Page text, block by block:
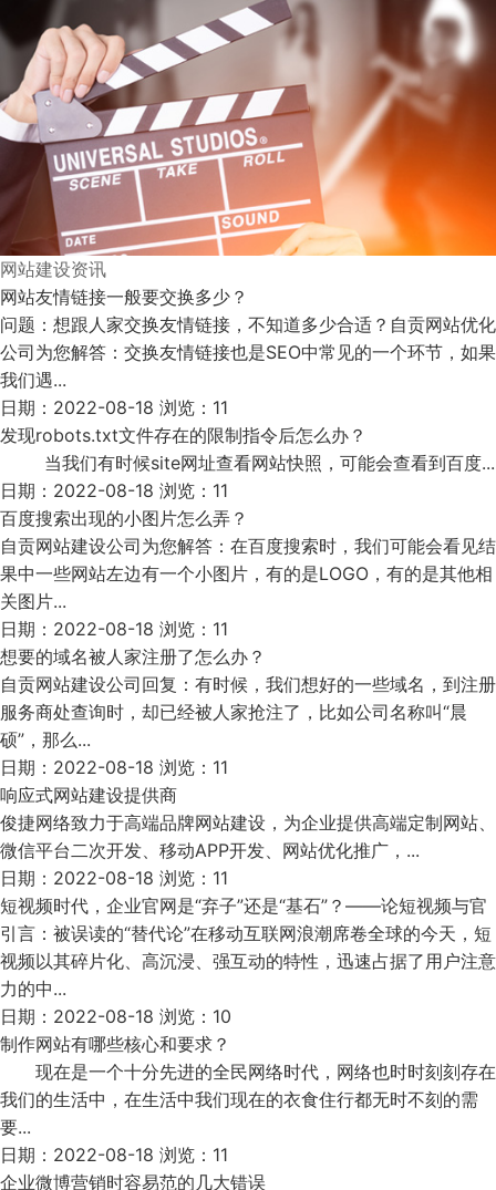
网站建设资讯
网站友情链接一般要交换多少？
问题：想跟人家交换友情链接，不知道多少合适？自贡网站优化
公司为您解答：交换友情链接也是SEO中常见的一个环节，如果
我们遇...
日期：2022-08-18 浏览：11
发现robots.txt文件存在的限制指令后怎么办？
当我们有时候site网址查看网站快照，可能会查看到百度...
日期：2022-08-18 浏览：11
百度搜索出现的小图片怎么弄？
自贡网站建设公司为您解答：在百度搜索时，我们可能会看见结
果中一些网站左边有一个小图片，有的是LOGO，有的是其他相
关图片...
日期：2022-08-18 浏览：11
想要的域名被人家注册了怎么办？
自贡网站建设公司回复：有时候，我们想好的一些域名，到注册
服务商处查询时，却已经被人家抢注了，比如公司名称叫“晨
硕”，那么...
日期：2022-08-18 浏览：11
响应式网站建设提供商
俊捷网络致力于高端品牌网站建设，为企业提供高端定制网站、
微信平台二次开发、移动APP开发、网站优化推广，...
日期：2022-08-18 浏览：11
短视频时代，企业官网是“弃子”还是“基石”？——论短视频与官
引言：被误读的“替代论”在移动互联网浪潮席卷全球的今天，短
视频以其碎片化、高沉浸、强互动的特性，迅速占据了用户注意
力的中...
日期：2022-08-18 浏览：10
制作网站有哪些核心和要求？
现在是一个十分先进的全民网络时代，网络也时时刻刻存在
我们的生活中，在生活中我们现在的衣食住行都无时不刻的需
要...
日期：2022-08-18 浏览：11
企业微博营销时容易范的几大错误